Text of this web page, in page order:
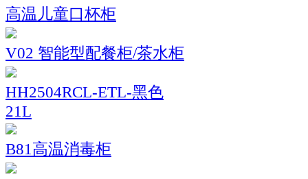
高温儿童口杯柜
V02 智能型配餐柜/茶水柜
HH2504RCL-ETL-黑色
21L
B81高温消毒柜